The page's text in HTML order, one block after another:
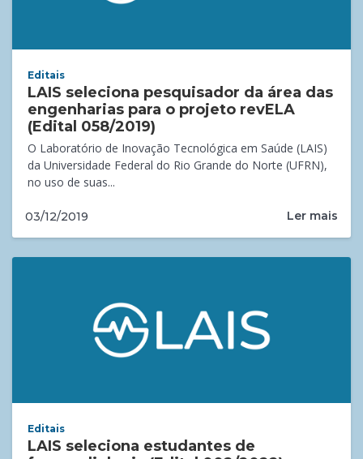
Editais
LAIS seleciona pesquisador da área das
engenharias para o projeto revELA
(Edital 058/2019)
O Laboratório de Inovação Tecnológica em Saúde (LAIS)
da Universidade Federal do Rio Grande do Norte (UFRN),
no uso de suas...
03/12/2019 Ler mais
Editais
LAIS seleciona estudantes de